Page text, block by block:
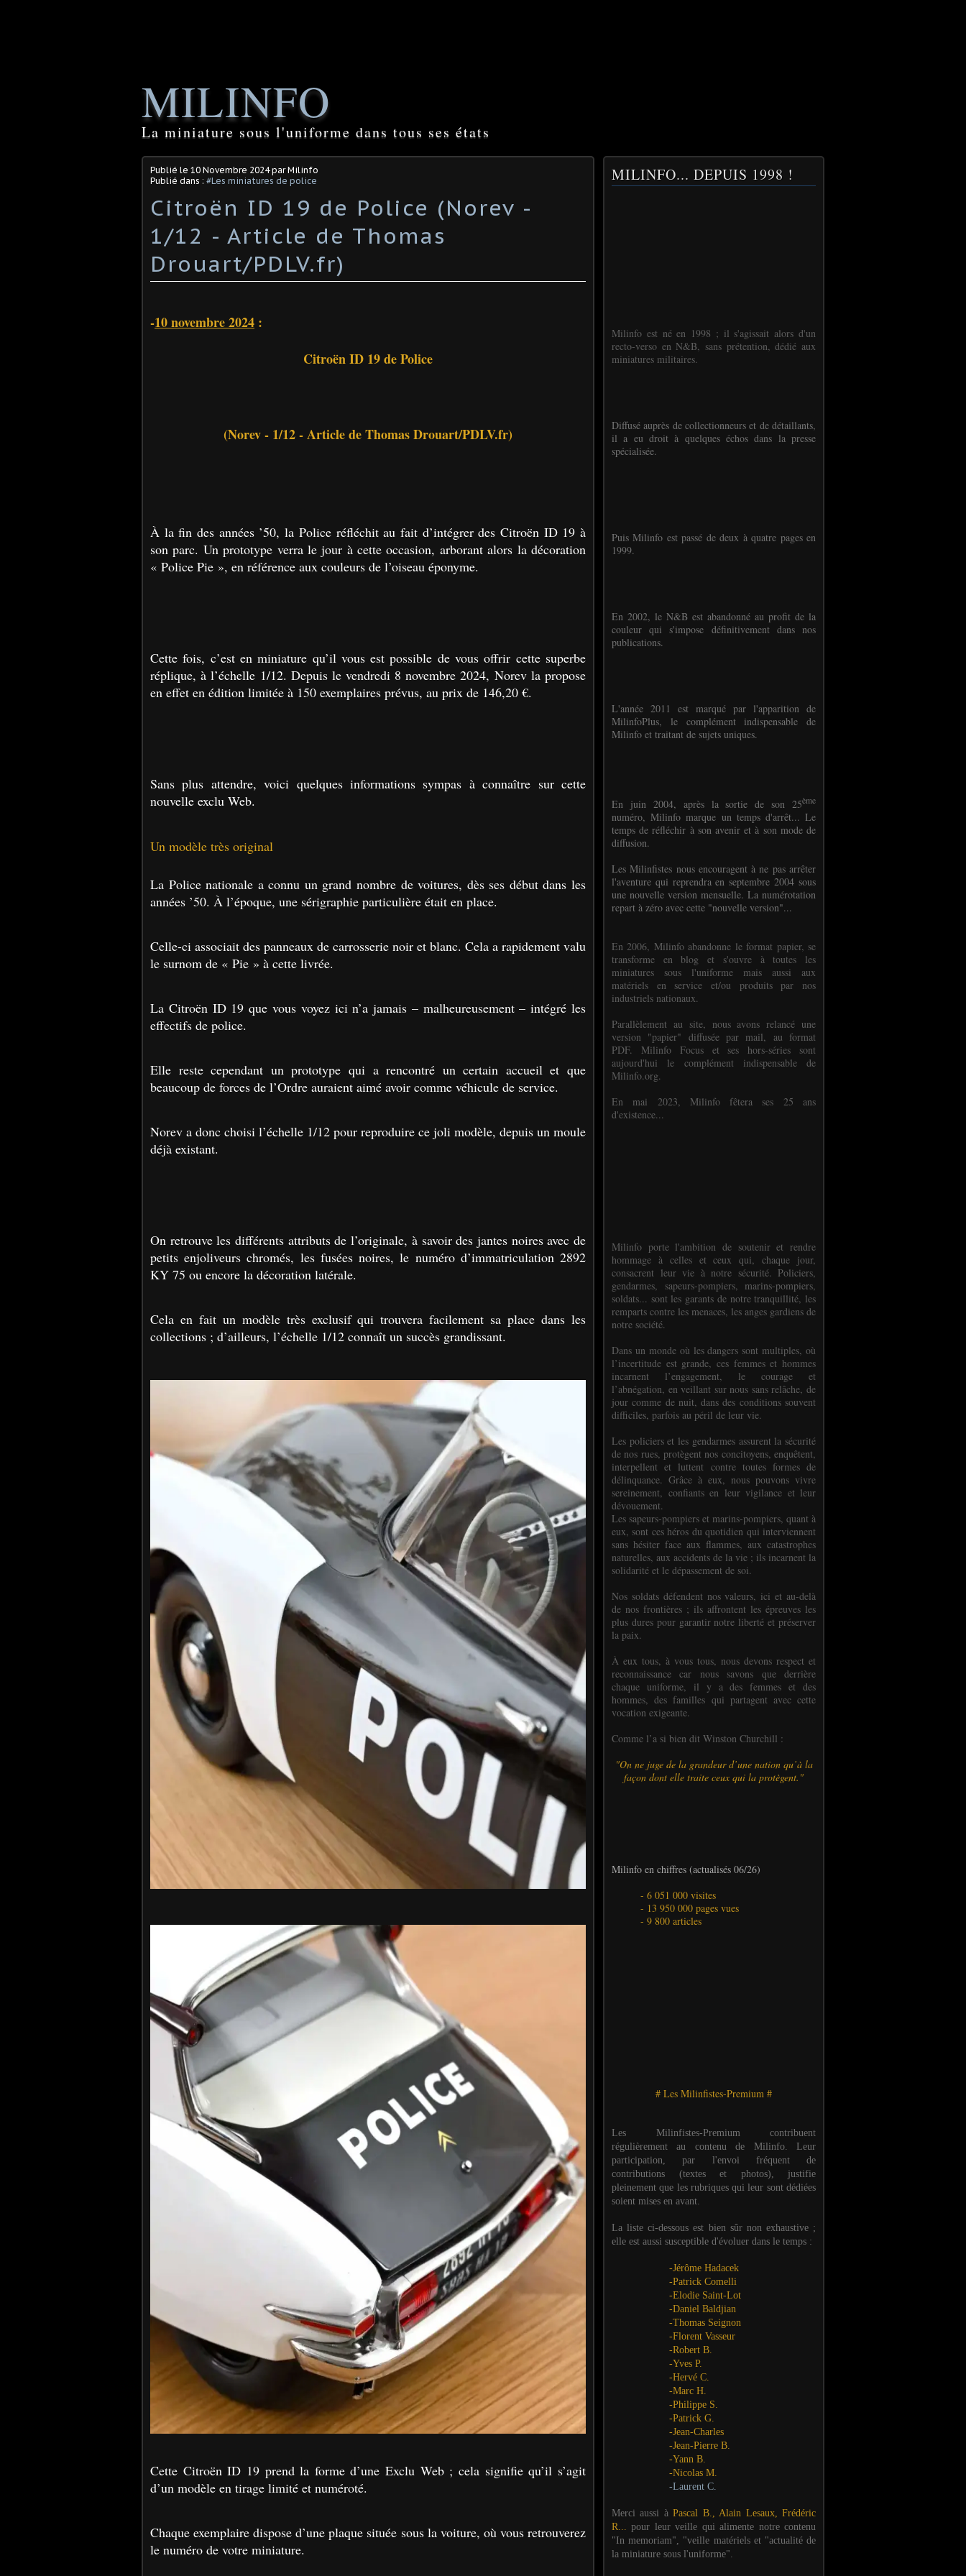
MILINFO
La miniature sous l'uniforme dans tous ses états
Publié le 10 Novembre 2024par Milinfo
Publié dans : #Les miniatures de police
Citroën ID 19 de Police (Norev -
1/12 - Article de Thomas
Drouart/PDLV.fr) ​
-10 novembre 2024 :
Citroën ID 19 de Police
(Norev - 1/12 - Article de Thomas Drouart/PDLV.fr)
À la fin des années ’50, la Police réfléchit au fait d’intégrer des Citroën ID 19 à
son parc. Un prototype verra le jour à cette occasion, arborant alors la décoration
« Police Pie », en référence aux couleurs de l’oiseau éponyme.
Cette fois, c’est en miniature qu’il vous est possible de vous offrir cette superbe
réplique, à l’échelle 1/12. Depuis le vendredi 8 novembre 2024, Norev la propose
en effet en édition limitée à 150 exemplaires prévus, au prix de 146,20 €.
Sans plus attendre, voici quelques informations sympas à connaître sur cette
nouvelle exclu Web.
Un modèle très original
La Police nationale a connu un grand nombre de voitures, dès ses début dans les
années ’50. À l’époque, une sérigraphie particulière était en place.
Celle-ci associait des panneaux de carrosserie noir et blanc. Cela a rapidement valu
le surnom de « Pie » à cette livrée.
La Citroën ID 19 que vous voyez ici n’a jamais – malheureusement – intégré les
effectifs de police.
Elle reste cependant un prototype qui a rencontré un certain accueil et que
beaucoup de forces de l’Ordre auraient aimé avoir comme véhicule de service.
Norev a donc choisi l’échelle 1/12 pour reproduire ce joli modèle, depuis un moule
déjà existant.
On retrouve les différents attributs de l’originale, à savoir des jantes noires avec de
petits enjoliveurs chromés, les fusées noires, le numéro d’immatriculation 2892
KY 75 ou encore la décoration latérale.
Cela en fait un modèle très exclusif qui trouvera facilement sa place dans les
collections ; d’ailleurs, l’échelle 1/12 connaît un succès grandissant.
Cette Citroën ID 19 prend la forme d’une Exclu Web ; cela signifie qu’il s’agit
d’un modèle en tirage limité et numéroté.
Chaque exemplaire dispose d’une plaque située sous la voiture, où vous retrouverez
le numéro de votre miniature.
MILINFO... DEPUIS 1998 !
Milinfo est né en 1998 ; il s'agissait alors d'un
recto-verso en N&B, sans prétention, dédié aux
miniatures militaires.
Diffusé auprès de collectionneurs et de détaillants,
il a eu droit à quelques échos dans la presse
spécialisée.
Puis Milinfo est passé de deux à quatre pages en
1999.
En 2002, le N&B est abandonné au profit de la
couleur qui s'impose définitivement dans nos
publications.
L'année 2011 est marqué par l'apparition de
MilinfoPlus, le complément indispensable de
Milinfo et traitant de sujets uniques.
En juin 2004, après la sortie de son 25ème
numéro, Milinfo marque un temps d'arrêt... Le
temps de réfléchir à son avenir et à son mode de
diffusion.
Les Milinfistes nous encouragent à ne pas arrêter
l'aventure qui reprendra en septembre 2004 sous
une nouvelle version mensuelle. La numérotation
repart à zéro avec cette "nouvelle version"...
En 2006, Milinfo abandonne le format papier, se
transforme en blog et s'ouvre à toutes les
miniatures sous l'uniforme mais aussi aux
matériels en service et/ou produits par nos
industriels nationaux.
Parallèlement au site, nous avons relancé une
version "papier" diffusée par mail, au format
PDF. Milinfo Focus et ses hors-séries sont
aujourd'hui le complément indispensable de
Milinfo.org.
En mai 2023, Milinfo fêtera ses 25 ans
d'existence...
Milinfo porte l'ambition de soutenir et rendre
hommage à celles et ceux qui, chaque jour,
consacrent leur vie à notre sécurité. Policiers,
gendarmes, sapeurs-pompiers, marins-pompiers,
soldats... sont les garants de notre tranquillité, les
remparts contre les menaces, les anges gardiens de
notre société.
Dans un monde où les dangers sont multiples, où
l’incertitude est grande, ces femmes et hommes
incarnent l’engagement, le courage et
l’abnégation, en veillant sur nous sans relâche, de
jour comme de nuit, dans des conditions souvent
difficiles, parfois au péril de leur vie.
Les policiers et les gendarmes assurent la sécurité
de nos rues, protègent nos concitoyens, enquêtent,
interpellent et luttent contre toutes formes de
délinquance. Grâce à eux, nous pouvons vivre
sereinement, confiants en leur vigilance et leur
dévouement.
Les sapeurs-pompiers et marins-pompiers, quant à
eux, sont ces héros du quotidien qui interviennent
sans hésiter face aux flammes, aux catastrophes
naturelles, aux accidents de la vie ; ils incarnent la
solidarité et le dépassement de soi.
Nos soldats défendent nos valeurs, ici et au-delà
de nos frontières ; ils affrontent les épreuves les
plus dures pour garantir notre liberté et préserver
la paix.
À eux tous, à vous tous, nous devons respect et
reconnaissance car nous savons que derrière
chaque uniforme, il y a des femmes et des
hommes, des familles qui partagent avec cette
vocation exigeante.
Comme l’a si bien dit Winston Churchill :
"On ne juge de la grandeur d’une nation qu’à la
façon dont elle traite ceux qui la protègent."
Milinfo en chiffres (actualisés 06/26)
- 6 051 000 visites
- 13 950 000 pages vues
- 9 800 articles
# Les Milinfistes-Premium #
Les Milinfistes-Premium contribuent
régulièrement au contenu de Milinfo. Leur
participation, par l'envoi fréquent de
contributions (textes et photos), justifie
pleinement que les rubriques qui leur sont dédiées
soient mises en avant.
La liste ci-dessous est bien sûr non exhaustive ;
elle est aussi susceptible d'évoluer dans le temps :
-Jérôme Hadacek
-Patrick Comelli
-Elodie Saint-Lot
-Daniel Baldjian
-Thomas Seignon
-Florent Vasseur
-Robert B.
-Yves P.
-Hervé C.
-Marc H.
-Philippe S.
-Patrick G.
-Jean-Charles
-Jean-Pierre B.
-Yann B.
-Nicolas M.
-Laurent C.
Merci aussi àPascal B., Alain Lesaux, Frédéric
R...pour leur veille qui alimente notre contenu
"In memoriam", "veille matériels et "actualité de
la miniature sous l'uniforme".